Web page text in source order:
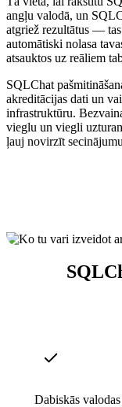
angļu valodā, un
atgriež rezultātus — tas
automātiski nolasa
atsauktos uz reāliem
SQLChat
akreditācijas dati un
infrastruktūru.
vieglu un viegli
ļauj novirzīt
Dabiskās